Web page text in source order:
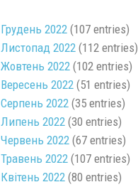
Грудень 2022(107 entries)
Листопад 2022(112 entries)
Жовтень 2022(102 entries)
Вересень 2022(51 entries)
Серпень 2022(35 entries)
Липень 2022(30 entries)
Червень 2022(67 entries)
Травень 2022(107 entries)
Квітень 2022(80 entries)